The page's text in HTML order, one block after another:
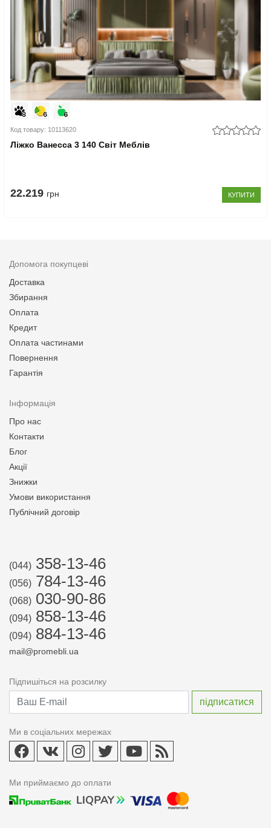
Код товару: 10113620
Ліжко Ванесса 3 140 Світ Меблів
22.219 грн КУПИТИ
Допомога покупцеві
Доставка
Збирання
Оплата
Кредит
Оплата частинами
Повернення
Гарантія
Інформація
Про нас
Контакти
Блог
Акції
Знижки
Умови використання
Публічний договір
(044) 358-13-46
(056) 784-13-46
(068) 030-90-86
(094) 858-13-46
(094) 884-13-46
mail@promebli.ua
Підпишіться на розсилку
Ми в соціальних мережах
Ми приймаємо до оплати